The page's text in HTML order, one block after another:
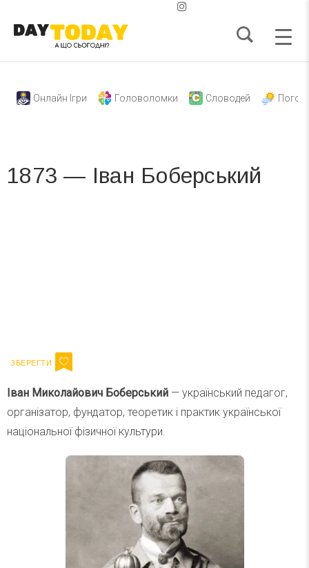
Онлайн Ігри Головоломки Словодей
1873 — Іван Боберський
Іван Миколайович Боберський — український педагог,
організатор, фундатор, теоретик і практик української
національної фізичної культури.